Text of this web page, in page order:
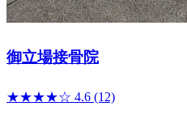
御立場接骨院
★★★★☆ 4.6 (12)